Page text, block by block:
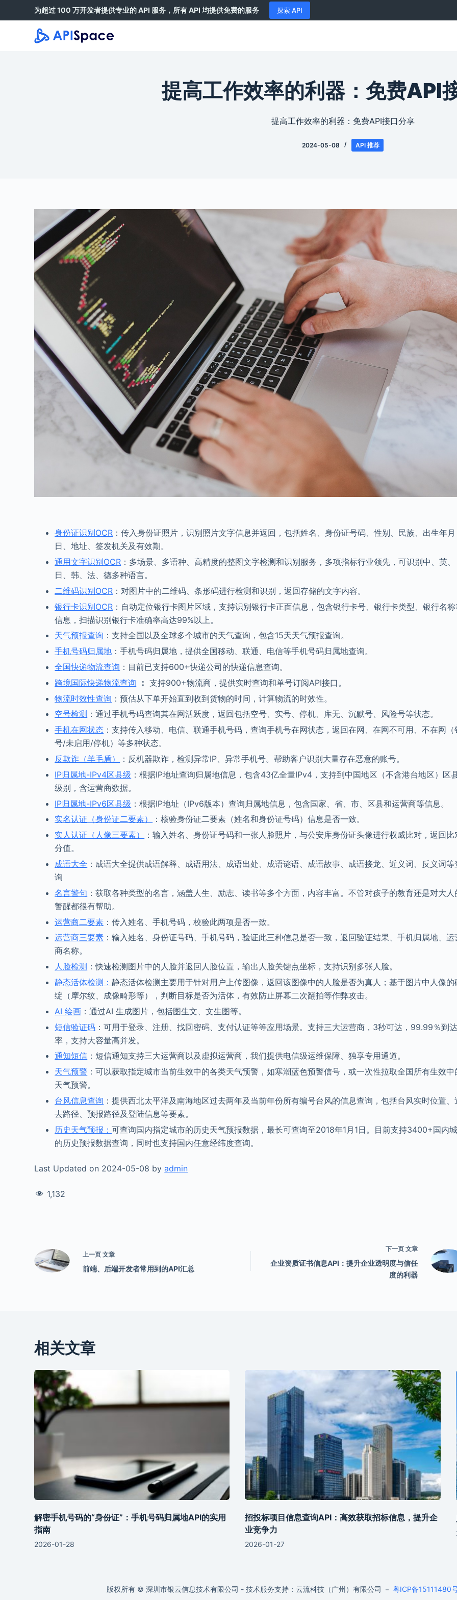
为超过 100 万开发者提供专业的 API 服务，所有 API 均提供免费的服务 探索 API
提高工作效率的利器：免费API
提高工作效率的利器：免费API接口分享
2024-05-08 API 推荐
身份证识别OCR ：传入身份证照片，识别照片文字信息并返回，包括姓名、身份证号码、性别、民族、出生年月
日、地址、签发机关及有效期。
通用文字识别OCR ：多场景、多语种、高精度的整图文字检测和识别服务，多项指标行业领先，可识别中、英、
日、韩、法、德多种语言。
二维码识别OCR ：对图片中的二维码、条形码进行检测和识别，返回存储的文字内容。
银行卡识别OCR ：自动定位银行卡图片区域，支持识别银行卡正面信息，包含银行卡号、银行卡类型、银行名
信息，扫描识别银行卡准确率高达99%以上。
天气预报查询 ：支持全国以及全球多个城市的天气查询，包含15天天气预报查询。
手机号码归属地 ：手机号码归属地，提供全国移动、联通、电信等手机号码归属地查询。
全国快递物流查询 ：目前已支持600+快递公司的快递信息查询。
跨境国际快递物流查询
： 支持900+物流商，提供实时查询和单号订阅API接口。
物流时效性查询 ：预估从下单开始直到收到货物的时间，计算物流的时效性。
空号检测 ：通过手机号码查询其在网活跃度，返回包括空号、实号、停机、库无、沉默号、风险号等状态。
手机在网状态 ：支持传入移动、电信、联通手机号码，查询手机号在网状态，返回在网、在网不可用、不在网（
号/未启用/停机）等多种状态。
反欺诈（羊毛盾）
：反机器欺诈，检测异常IP、异常手机号。帮助客户识别大量存在恶意的账号。
IP归属地-IPv4区县级 ：根据IP地址查询归属地信息，包含43亿全量IPv4，支持到中国地区（不含港台地区）区
级别，含运营商数据。
IP归属地-IPv6区县级 ：根据IP地址（IPv6版本）查询归属地信息，包含国家、省、市、区县和运营商等信息。
实名认证（身份证二要素）
：核验身份证二要素（姓名和身份证号码）信息是否一致。
实人认证（人像三要素）
：输入姓名、身份证号码和一张人脸照片，与公安库身份证头像进行权威比对，返回比
分值。
成语大全 ：成语大全提供成语解释、成语用法、成语出处、成语谜语、成语故事、成语接龙、近义词、反义词等
询
名言警句 ：获取各种类型的名言，涵盖人生、励志、读书等多个方面，内容丰富。不管对孩子的教育还是对大人
警醒都很有帮助。
运营商二要素 ：传入姓名、手机号码，校验此两项是否一致。
运营商三要素 ：输入姓名、身份证号码、手机号码，验证此三种信息是否一致，返回验证结果、手机归属地、运
商名称。
人脸检测 ：快速检测图片中的人脸并返回人脸位置，输出人脸关键点坐标，支持识别多张人脸。
静态活体检测：静态活体检测主要用于针对用户上传图像，返回该图像中的人脸是否为真人；基于图片中人像的
绽（摩尔纹、成像畸形等），判断目标是否为活体，有效防止屏幕二次翻拍等作弊攻击。
AI 绘画 ：通过AI 生成图片，包括图生文、文生图等。
短信验证码 ：可用于登录、注册、找回密码、支付认证等等应用场景。支持三大运营商，3秒可达，99.99％到达
率，支持大容量高并发。
通知短信 ：短信通知支持三大运营商以及虚拟运营商，我们提供电信级运维保障、独享专用通道。
天气预警 ：可以获取指定城市当前生效中的各类天气预警，如寒潮蓝色预警信号，或一次性拉取全国所有生效中
天气预警。
台风信息查询 ：提供西北太平洋及南海地区过去两年及当前年份所有编号台风的信息查询，包括台风实时位置、
去路径、预报路径及登陆信息等要素。
历史天气预报：可查询国内指定城市的历史天气预报数据，最长可查询至2018年1月1日。目前支持3400+国内
的历史预报数据查询，同时也支持国内任意经纬度查询。
Last Updated on 2024-05-08 byadmin
1,132
上一页文章
前端、后端开发者常用到的API汇总
下一页 文章
企业资质证书信息API：提升企业透明度与信任
度的利器
相关文章
解密手机号码的“身份证”：手机号码归属地API的实用
指南
2026-01-28
招投标项目信息查询API：高效获取招标信息，提升企
业竞争力
2026-01-27
版权所有 © 深圳市银云信息技术有限公司 - 技术服务支持：云流科技（广州）有限公司 － 粤ICP备15111480